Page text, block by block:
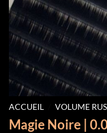
ACCUEIL VOLUME
Magie Noire |